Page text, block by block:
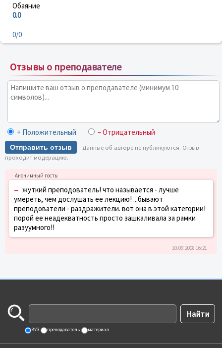
Обаяние
0.0
0/0
Отзывы о преподавателе
+ Положительный – Отрицательный
Отправить отзыв
Данные об авторе не публикуются. Отзыв
проходит модерацию.
– жуткий преподователь! что называется - лучше
умереть, чем дослушать ее лекцию! ...бывают
преподователи - раздражители. вот она в этой категории!
порой ее неадекватность просто зашкаливала за рамки
разуумного!!
10.09.2008 16:21
ВУЗ преподаватель материал